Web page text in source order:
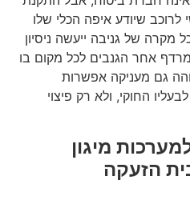
שיודע איפה הכלי שלו
של גניבה ייעשה ניסיון
אחר הגנבים לכל מקום בו
גם מעניקה אפשרות
החוקי, ולא רק פיצוי
מיגון
הזעקה